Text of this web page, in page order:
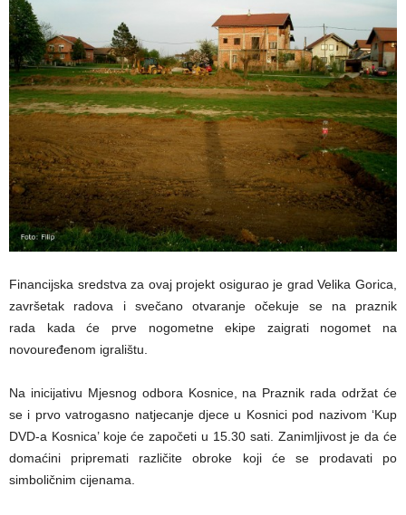
Financijska sredstva za ovaj projekt osigurao je grad Velika Gorica,
završetak radova i svečano otvaranje očekuje se na praznik
rada kada će prve nogometne ekipe zaigrati nogomet na
novouređenom igralištu.
Na inicijativu Mjesnog odbora Kosnice, na Praznik rada održat će
se i prvo vatrogasno natjecanje djece u Kosnici pod nazivom ‘Kup
DVD-a Kosnica’ koje će započeti u 15.30 sati. Zanimljivost je da će
domaćini pripremati različite obroke koji će se prodavati po
simboličnim cijenama.